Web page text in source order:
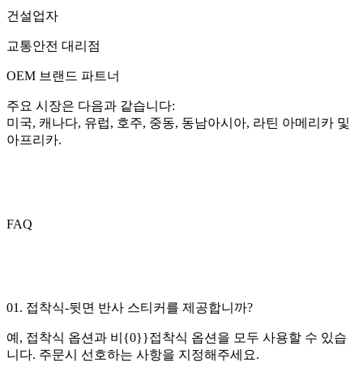
건설업자
교통안전 대리점
OEM 브랜드 파트너
주요 시장은 다음과 같습니다:
미국, 캐나다, 유럽, 호주, 중동, 동남아시아, 라틴 아메리카 및
아프리카.
FAQ
01. 접착식-뒷면 반사 스티커를 제공합니까?
예, 접착식 옵션과 비{0}}접착식 옵션을 모두 사용할 수 있습
니다. 주문시 선호하는 사항을 지정해주세요.